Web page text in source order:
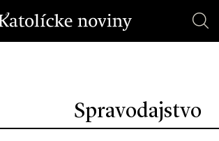
Spravodajstvo